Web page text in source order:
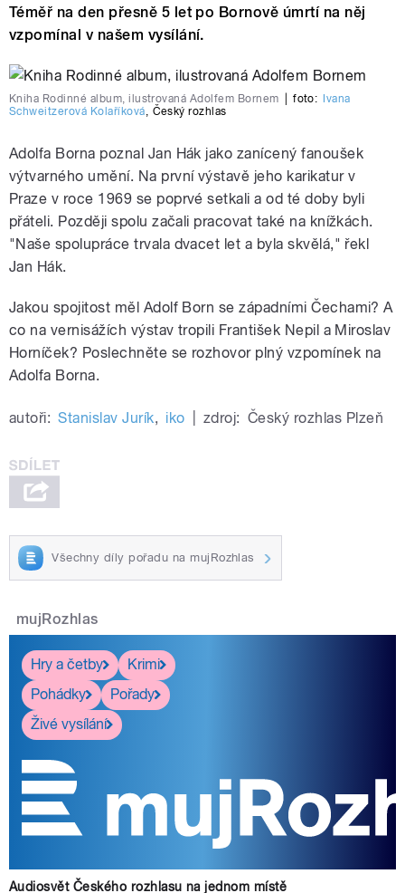
Téměř na den přesně 5 let po Bornově úmrtí na něj
vzpomínal v našem vysílání.
Kniha Rodinné album, ilustrovaná Adolfem Bornem foto:
Ivana
Schweitzerová Kolaříková, Český rozhlas
Adolfa Borna poznal Jan Hák jako zanícený fanoušek
výtvarného umění. Na první výstavě jeho karikatur v
Praze v roce 1969 se poprvé setkali a od té doby byli
přáteli. Později spolu začali pracovat také na knížkách.
"Naše spolupráce trvala dvacet let a byla skvělá," řekl
Jan Hák.
Jakou spojitost měl Adolf Born se západními Čechami? A
co na vernisážích výstav tropili František Nepil a Miroslav
Horníček? Poslechněte se rozhovor plný vzpomínek na
Adolfa Borna.
autoři: Stanislav Jurík, iko zdroj: Český rozhlas Plzeň
Všechny díly pořadu na mujRozhlas
mujRozhlas
Hry a četby
Krimi
Pohádky
Pořady
Živé vysílání
Audiosvět Českého rozhlasu na jednom místě